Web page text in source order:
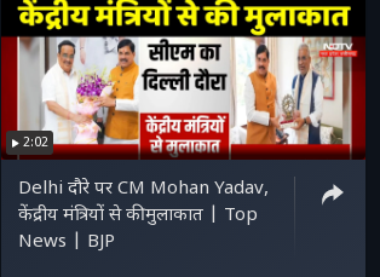
2:02
Delhi दौरे पर CM Mohan Yadav,
केंद्रीय मंत्रियों से की मुलाकात | Top
News | BJP